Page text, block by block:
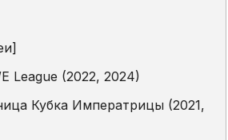
League (2022, 2024)
Кубка Императрицы (2021,